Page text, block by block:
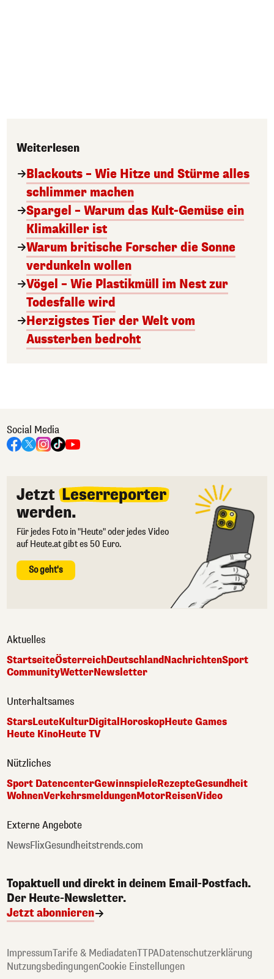
Weiterlesen
Blackouts – Wie Hitze und Stürme alles
schlimmer machen
Spargel – Warum das Kult-Gemüse ein
Klimakiller ist
Warum britische Forscher die Sonne
verdunkeln wollen
Vögel – Wie Plastikmüll im Nest zur
Todesfalle wird
Herzigstes Tier der Welt vom
Aussterben bedroht
Social Media
Jetzt Leserreporter
werden.
Für jedes Foto in "Heute" oder jedes Video
auf Heute.at gibt es 50 Euro.
So geht's
Aktuelles
StartseiteÖsterreichDeutschlandNachrichtenSport
CommunityWetterNewsletter
Unterhaltsames
StarsLeuteKulturDigitalHoroskopHeute Games
Heute KinoHeute TV
Nützliches
Sport DatencenterGewinnspieleRezepteGesundheit
WohnenVerkehrsmeldungenMotorReisenVideo
Externe Angebote
NewsFlixGesundheitstrends.com
Topaktuell und direkt in deinem Email-Postfach.
Der Heute-Newsletter.
Jetzt abonnieren
ImpressumTarife & MediadatenTTPADatenschutzerklärung
NutzungsbedingungenCookie Einstellungen